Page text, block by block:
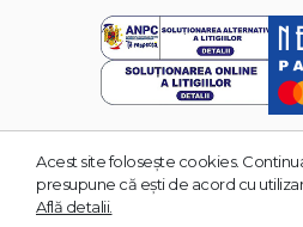
© 2026 Grupul Editorial TREI.
Acest site foloseşte cookies.
presupune că eşti de acord cu
Află detalii.